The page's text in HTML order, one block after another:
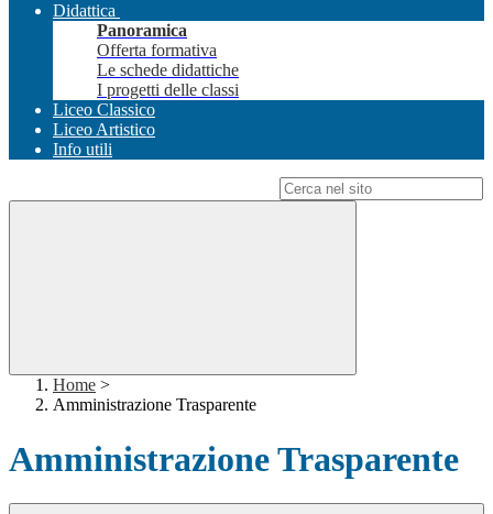
Didattica
Panoramica
Offerta formativa
Le schede didattiche
I progetti delle classi
Liceo Classico
Liceo Artistico
Info utili
Home >
Amministrazione Trasparente
Amministrazione Trasparente